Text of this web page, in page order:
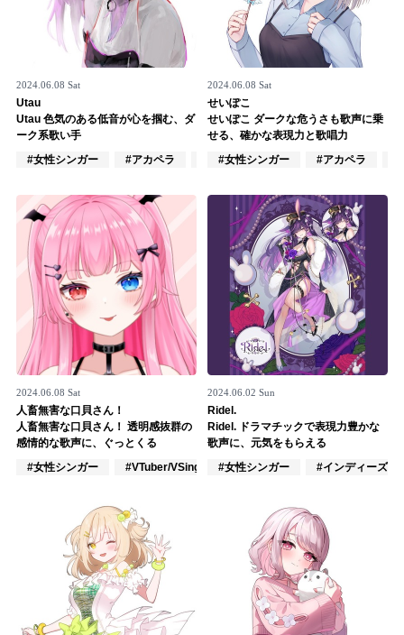
2024.06.08 Sat
Utau
Utau 色気のある低音が心を掴む、ダ
ーク系歌い手
#女性シンガー
#アカペラ #VOCALOID
2024.06.08 Sat
せいぽこ
せいぽこ ダークな危うさも歌声に乗
せる、確かな表現力と歌唱力
#女性シンガー
#アカペラ
2024.06.08 Sat
人畜無害な口貝さん！
人畜無害な口貝さん！ 透明感抜群の
感情的な歌声に、ぐっとくる
#女性シンガー
#VTuber/VSinger #アカペラ
2024.06.02 Sun
Ridel.
Ridel. ドラマチックで表現力豊かな
歌声に、元気をもらえる
#女性シンガー
#インディーズ